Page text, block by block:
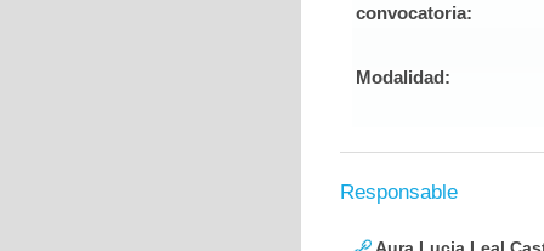
convocatoria:
Modalidad:
Responsable